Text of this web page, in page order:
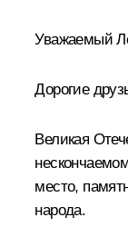
Уважаемый
Дорогие
Великая
место,
народа.